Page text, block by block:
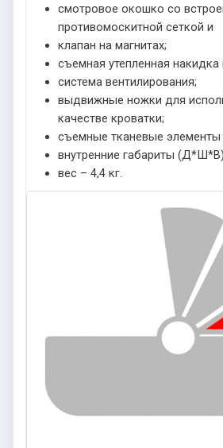
смотровое окошко со
противомоскитной сеткой и
клапан на магнитах;
съемная утепленная
система вентилирования;
выдвижные ножки для
качестве кроватки;
съемные тканевые элементы
внутренние габариты
вес – 4,4 кг.